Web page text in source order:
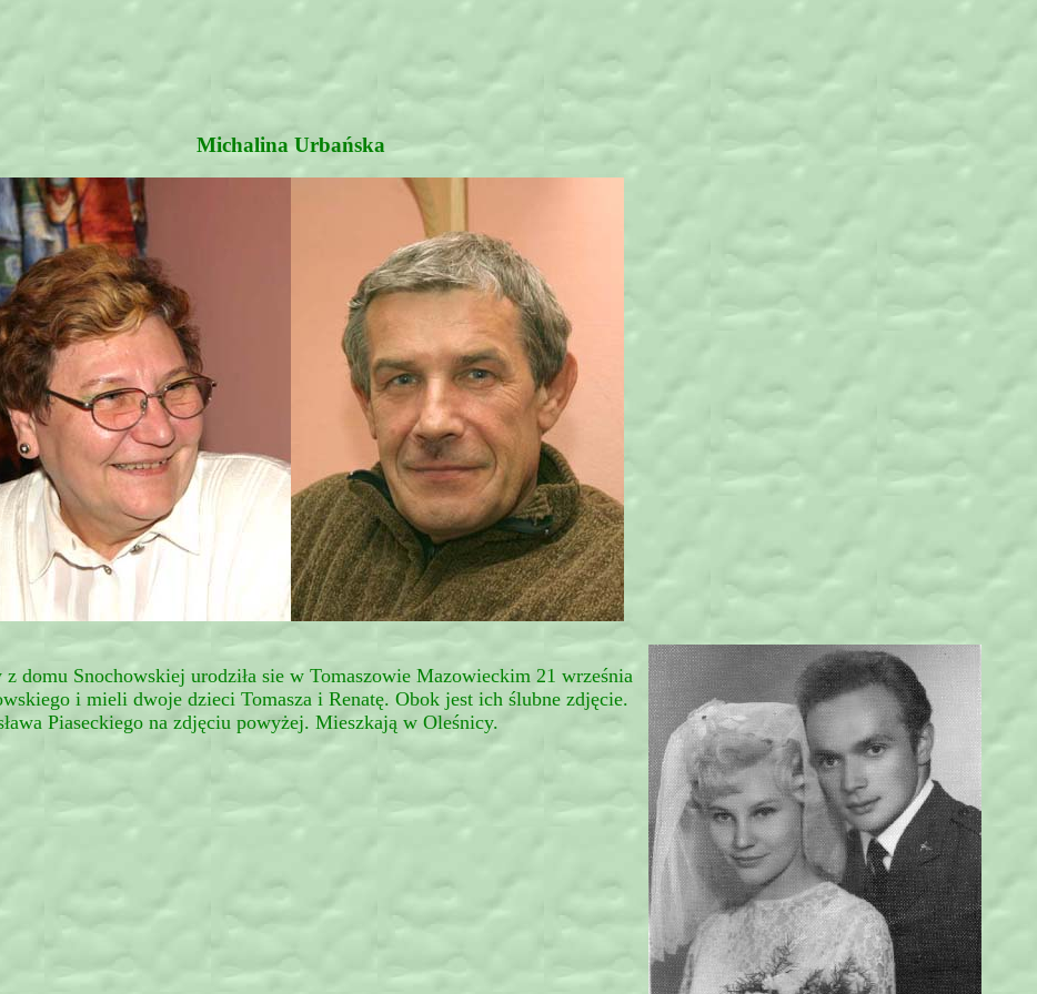
Michalina Urbańska
domu Snochowskiej urodziła sie w Tomaszowie Mazowieckim 21 września
i mieli dwoje dzieci Tomasza i Renatę. Obok jest ich ślubne zdjęcie.
Piaseckiego na zdjęciu powyżej. Mieszkają w Oleśnicy.